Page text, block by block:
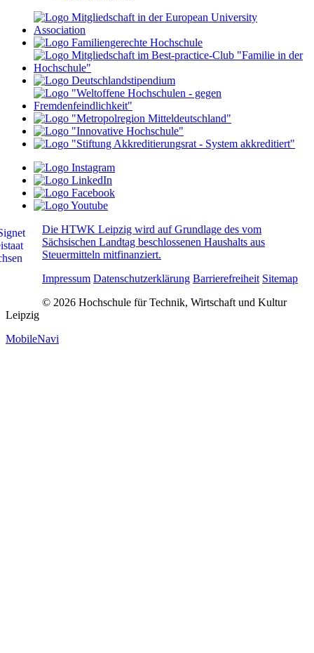
Die HTWK Leipzig wird auf Grundlage des vom
Sächsischen Landtag beschlossenen Haushalts aus
Steuermitteln mitfinanziert.
Impressum Datenschutzerklärung Barrierefreiheit Sitemap
© 2026 Hochschule für Technik, Wirtschaft und Kultur
Leipzig
MobileNavi